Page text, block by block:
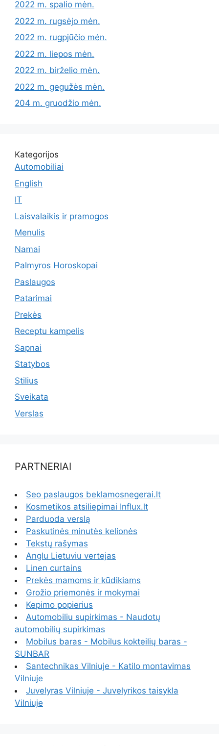
2022 m. spalio mėn.
2022 m. rugsėjo mėn.
2022 m. rugpjūčio mėn.
2022 m. liepos mėn.
2022 m. birželio mėn.
2022 m. gegužės mėn.
204 m. gruodžio mėn.
Kategorijos
Automobiliai
English
IT
Laisvalaikis ir pramogos
Menulis
Namai
Palmyros Horoskopai
Paslaugos
Patarimai
Prekės
Receptu kampelis
Sapnai
Statybos
Stilius
Sveikata
Verslas
PARTNERIAI
Seo paslaugos beklamosnegerai.lt
Kosmetikos atsiliepimai Influx.lt
Parduoda verslą
Paskutinės minutės kelionės
Tekstų rašymas
Anglu Lietuviu vertejas
Linen curtains
Prekės mamoms ir kūdikiams
Grožio priemonės ir mokymai
Kepimo popierius
Automobiliu supirkimas - Naudotų
automobilių supirkimas
Mobilus baras - Mobilus kokteilių baras -
SUNBAR
Santechnikas Vilniuje - Katilo montavimas
Vilniuje
Juvelyras Vilniuje - Juvelyrikos taisykla
Vilniuje